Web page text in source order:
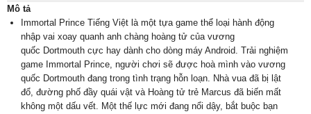
Mô tả
Immortal Prince Tiếng Việt là một tựa game thể loại hành động
nhập vai xoay quanh anh chàng hoàng tử của vương
quốc Dortmouth cực hay dành cho dòng máy Android. Trải nghiệm
game Immortal Prince, người chơi sẽ được hoà mình vào vương
quốc Dortmouth đang trong tình trạng hỗn loạn. Nhà vua đã bị lật
đổ, đường phố đầy quái vật và Hoàng tử trẻ Marcus đã biến mất
không một dấu vết. Một thế lực mới đang nổi dậy, bắt buộc bạn